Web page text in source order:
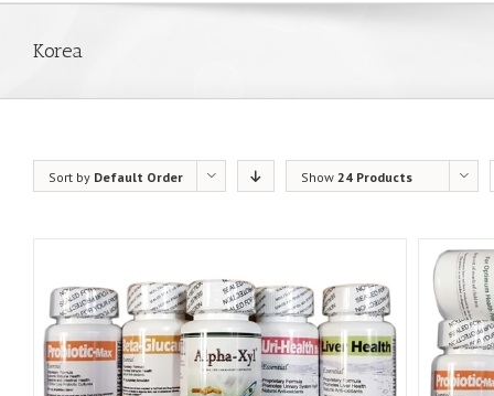
Korea
Sort by Default Order Show 24 Products